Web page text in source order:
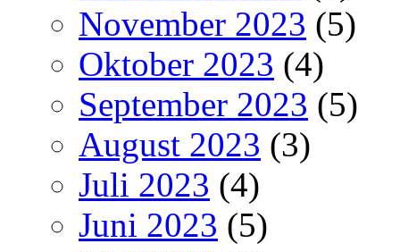
November 2023 (5)
Oktober 2023 (4)
September 2023 (5)
August 2023 (3)
Juli 2023 (4)
Juni 2023 (5)